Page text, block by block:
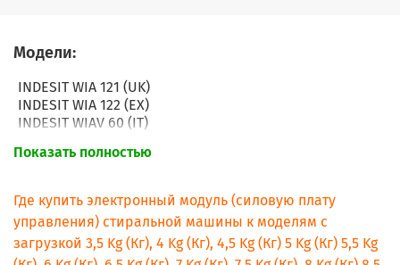
Модели:
INDESIT WIA 121 (UK)
INDESIT WIA 122 (EX)
INDESIT WIAV 60 (IT)
INDESIT WIAV 80 (IT)
INDESIT WIA 82 (EX)
INDESIT WIA 80 (TK)
INDESIT WIA 82 (EX) 60 HZ
INDESIT WIA 8 (EU)
Показать полностью
Где купить электронный модуль (силовую плату
управления) стиральной машины к моделям с
загрузкой 3,5 Kg (Кг), 4 Kg (Кг), 4,5 Kg (Кг) 5 Kg (Кг) 5,5 Kg